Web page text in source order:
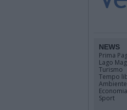
NEWS
Prima
Lago
Turismo
Tempo
Ambiente
Economia
Sport